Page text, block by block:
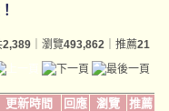
2,389 ｜瀏覽493,862 ｜推薦21
更新時間 回應 瀏覽
推薦